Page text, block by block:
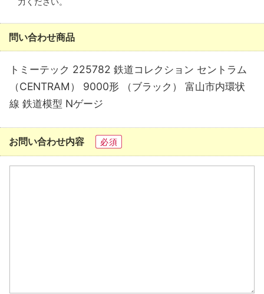
問い合わせ商品
トミーテック 225782 鉄道コレクション セントラム
（CENTRAM） 9000形 （ブラック） 富山市内環状
線 鉄道模型 Nゲージ
お問い合わせ内容 必須